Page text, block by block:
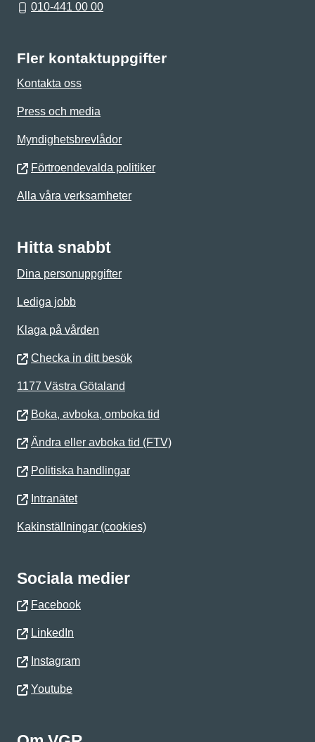
010-441 00 00
Fler kontaktuppgifter
Kontakta oss
Press och media
Myndighetsbrevlådor
Förtroendevalda politiker
Alla våra verksamheter
Hitta snabbt
Dina personuppgifter
Lediga jobb
Klaga på vården
Checka in ditt besök
1177 Västra Götaland
Boka, avboka, omboka tid
Ändra eller avboka tid (FTV)
Politiska handlingar
Intranätet
Kakinställningar (cookies)
Sociala medier
Facebook
LinkedIn
Instagram
Youtube